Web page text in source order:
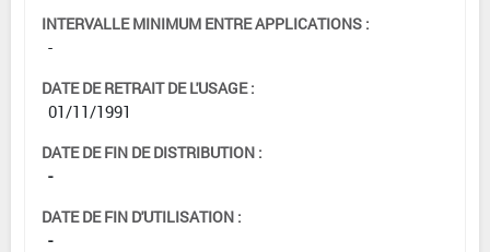
INTERVALLE MINIMUM ENTRE APPLICATIONS :
-
DATE DE RETRAIT DE L'USAGE :
01/11/1991
DATE DE FIN DE DISTRIBUTION :
-
DATE DE FIN D'UTILISATION :
-